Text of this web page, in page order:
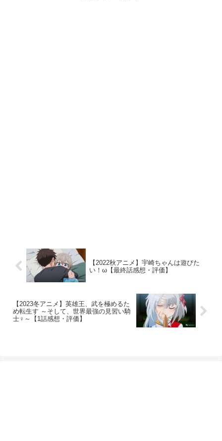
【2022秋アニメ】宇崎ちゃんは遊びた
い！ω【最終話感想・評価】
【2023冬アニメ】英雄王、武を極めるた
め転生す ～そして、世界最強の見習い騎
士♀～【1話感想・評価】